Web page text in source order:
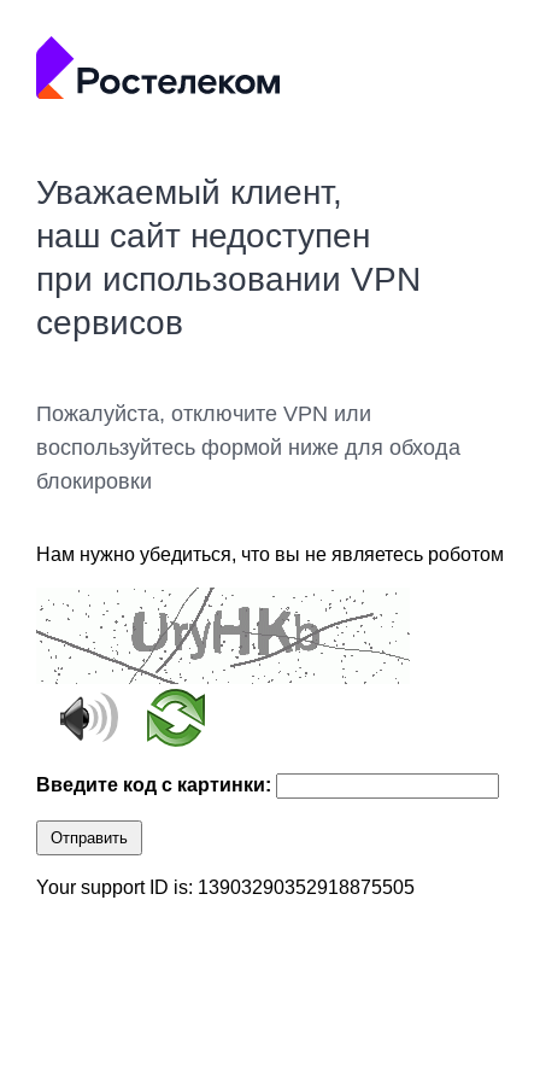
Уважаемый клиент,
наш сайт недоступен
при использовании VPN
сервисов
Пожалуйста, отключите VPN или
воспользуйтесь формой ниже для обхода
блокировки
Нам нужно убедиться, что вы не являетесь роботом
Введите код с картинки:
Отправить
Your support ID is: 13903290352918875505